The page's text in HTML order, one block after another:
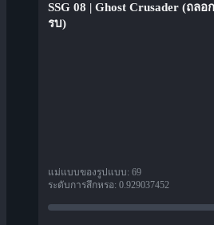
SSG 08 | Ghost Crusader (ถล
รบ)
แม่แบบของรูปแบบ: 69
ระดับการสึกหรอ: 0.929037452